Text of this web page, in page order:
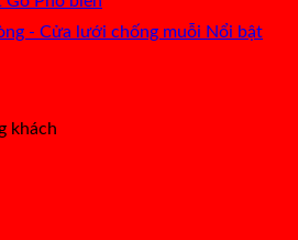
- Cửa lưới chống muỗi